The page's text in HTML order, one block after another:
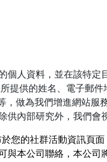
人資料，並在該特
供的姓名、電子郵
做為我們增進網站
內部研究外，我們會
您的社群活動資訊頁
本公司聯絡，本公司